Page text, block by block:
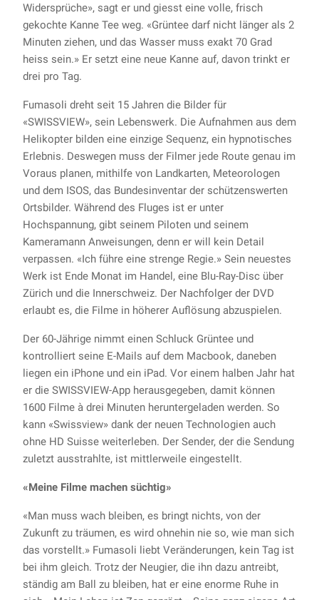
Widersprüche», sagt er und giesst eine volle, frisch
gekochte Kanne Tee weg. «Grüntee darf nicht länger als 2
Minuten ziehen, und das Wasser muss exakt 70 Grad
heiss sein.» Er setzt eine neue Kanne auf, davon trinkt er
drei pro Tag.
Fumasoli dreht seit 15 Jahren die Bilder für
«SWISSVIEW», sein Lebenswerk. Die Aufnahmen aus dem
Helikopter bilden eine einzige Sequenz, ein hypnotisches
Erlebnis. Deswegen muss der Filmer jede Route genau im
Voraus planen, mithilfe von Landkarten, Meteorologen
und dem ISOS, das Bundesinventar der schützenswerten
Ortsbilder. Während des Fluges ist er unter
Hochspannung, gibt seinem Piloten und seinem
Kameramann Anweisungen, denn er will kein Detail
verpassen. «Ich führe eine strenge Regie.» Sein neuestes
Werk ist Ende Monat im Handel, eine Blu-Ray-Disc über
Zürich und die Innerschweiz. Der Nachfolger der DVD
erlaubt es, die Filme in höherer Auflösung abzuspielen.
Der 60-Jährige nimmt einen Schluck Grüntee und
kontrolliert seine E-Mails auf dem Macbook, daneben
liegen ein iPhone und ein iPad. Vor einem halben Jahr hat
er die SWISSVIEW-App herausgegeben, damit können
1600 Filme à drei Minuten heruntergeladen werden. So
kann «Swissview» dank der neuen Technologien auch
ohne HD Suisse weiterleben. Der Sender, der die Sendung
zuletzt ausstrahlte, ist mittlerweile eingestellt.
«Meine Filme machen süchtig»
«Man muss wach bleiben, es bringt nichts, von der
Zukunft zu träumen, es wird ohnehin nie so, wie man sich
das vorstellt.» Fumasoli liebt Veränderungen, kein Tag ist
bei ihm gleich. Trotz der Neugier, die ihn dazu antreibt,
ständig am Ball zu bleiben, hat er eine enorme Ruhe in